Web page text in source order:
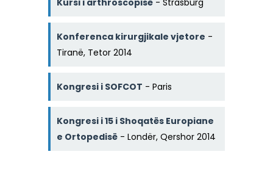
Konferenca kirurgjikale vjetore -
Tiranë, Tetor 2014
Kongresi i SOFCOT - Paris
Kongresi i 15 i Shoqatës Europiane
e Ortopedisë - Londër, Qershor 2014